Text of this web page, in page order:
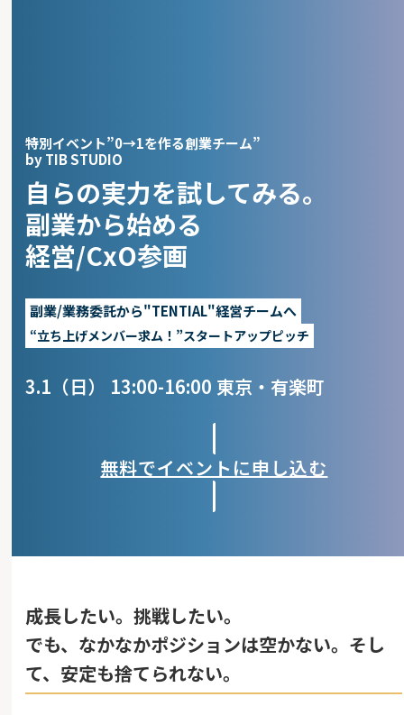
特別イベント”0→1を作る創業チーム”
by TIB STUDIO
自らの実力を試してみる。
副業から始める
経営/CxO参画
副業/業務委託から"TENTIAL"経営チームへ
“立ち上げメンバー求ム！”スタートアップピッチ
3.1 （日） 13:00-16:00 東京・有楽町
無料でイベントに申し込む
成長したい。挑戦したい。
でも、なかなかポジションは空かない。そし
て、安定も捨てられない。